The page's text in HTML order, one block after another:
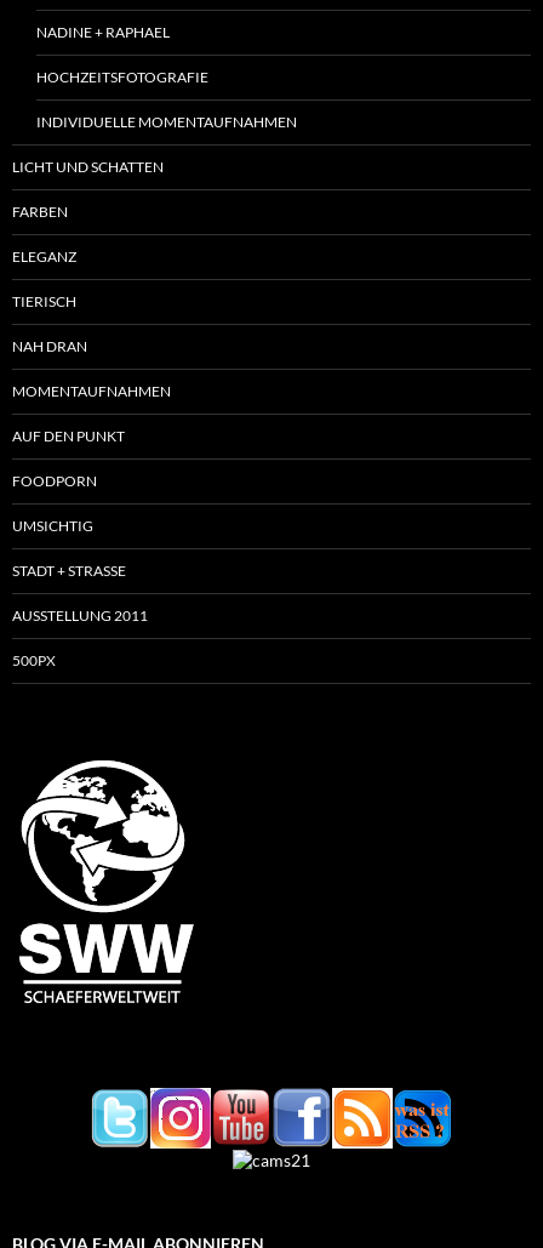
NADINE + RAPHAEL
HOCHZEITSFOTOGRAFIE
INDIVIDUELLE MOMENTAUFNAHMEN
LICHT UND SCHATTEN
FARBEN
ELEGANZ
TIERISCH
NAH DRAN
MOMENTAUFNAHMEN
AUF DEN PUNKT
FOODPORN
UMSICHTIG
STADT + STRASSE
AUSSTELLUNG 2011
500PX
BLOG VIA E-MAIL ABONNIEREN